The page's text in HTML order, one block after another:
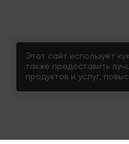
Этот сайт использует
также предоставить
продуктов и услуг,